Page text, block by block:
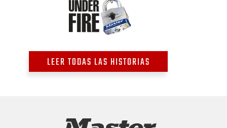
LEER TODAS LAS HISTORIAS